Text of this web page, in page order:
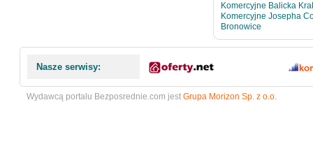
Komercyjne Balicka
Komercyjne Josepha
Bronowice
Nasze serwisy:
Wydawcą portalu Bezposrednie.com jest Grupa Morizon Sp. z o.o.